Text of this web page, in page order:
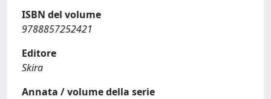
ISBN del volume
9788857252421
Editore
Skira
Annata / volume della serie